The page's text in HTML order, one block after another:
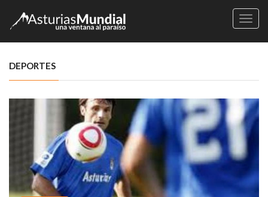
DEPORTES